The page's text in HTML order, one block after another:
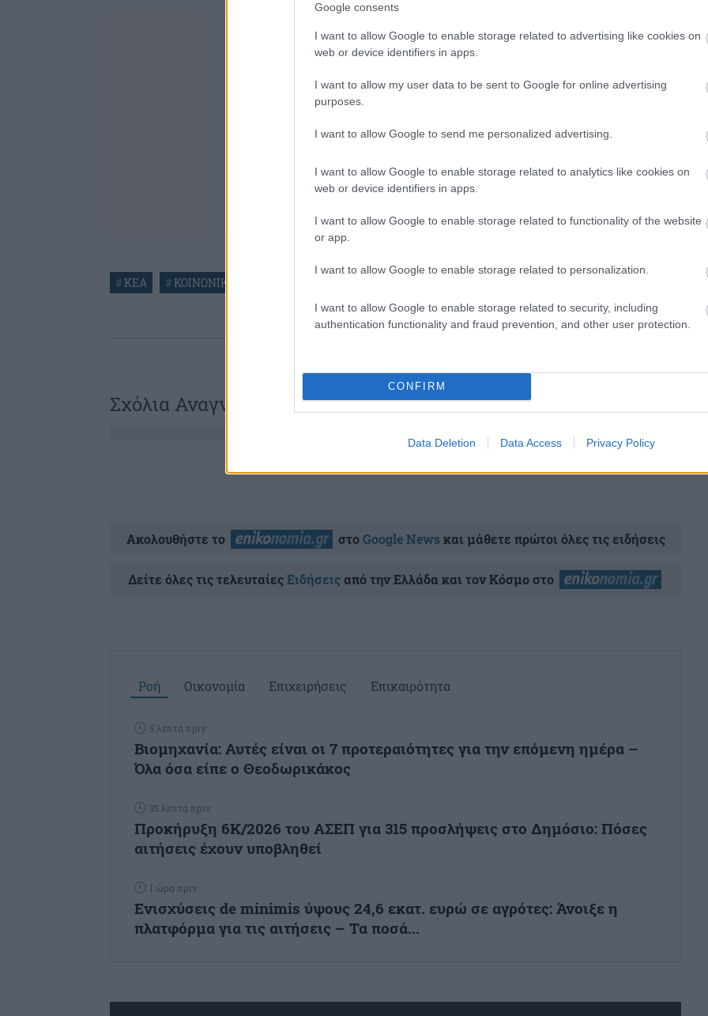
Google consents
I want to allow Google to enable storage related to advertising like cookies on
web or device identifiers in apps.
I want to allow my user data to be sent to Google for online advertising
purposes.
I want to allow Google to send me personalized advertising.
I want to allow Google to enable storage related to analytics like cookies on
web or device identifiers in apps.
I want to allow Google to enable storage related to functionality of the website
or app.
I want to allow Google to enable storage related to personalization.
I want to allow Google to enable storage related to security, including
authentication functionality and fraud prevention, and other user protection.
CONFIRM
Data Deletion Data Access Privacy Policy
#ΚΕΑ #ΚΟΙΝΩΝΙΚΟ ΕΙΣΟΔΗΜΑ ΑΛΛΗΛΕΓΓΥΗΣ
Σχόλια Αναγνωστών
Ακολουθήστε το στοGoogle Newsκαι μάθετε πρώτοι όλες τις ειδήσεις
Δείτε όλες τις τελευταίεςΕιδήσειςαπό την Ελλάδα και τον Κόσμο στο
Ροή Οικονομία Επιχειρήσεις Επικαιρότητα
5 λεπτά πριν
Βιομηχανία: Αυτές είναι οι 7 προτεραιότητες για την επόμενη ημέρα –
Όλα όσα είπε ο Θεοδωρικάκος
35 λεπτά πριν
Προκήρυξη 6Κ/2026 του ΑΣΕΠ για 315 προσλήψεις στο Δημόσιο: Πόσες
αιτήσεις έχουν υποβληθεί
1 ώρα πριν
Ενισχύσεις de minimis ύψους 24,6 εκατ. ευρώ σε αγρότες: Άνοιξε η
πλατφόρμα για τις αιτήσεις – Τα ποσά...